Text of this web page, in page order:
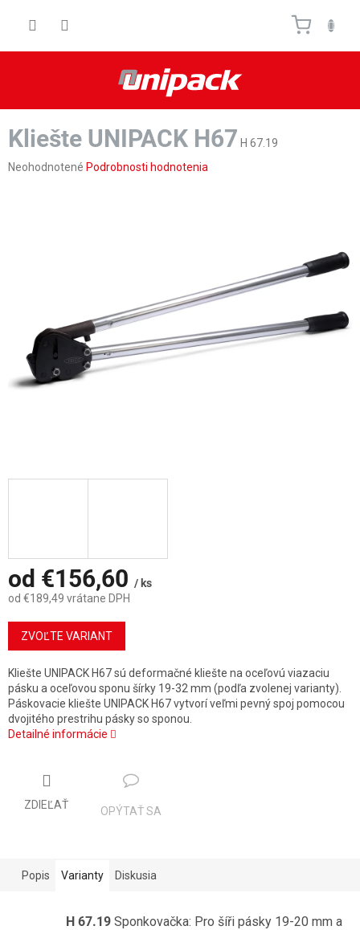
Kliešte UNIPACK H67 H 67.19
Priemerné
Neohodnotené Podrobnosti hodnotenia
od €156,60 / ks
od €189,49 vrátane DPH
Jednotková
cena:
ZVOĽTE VARIANT
Kliešte UNIPACK H67 sú deformačné kliešte na oceľovú viazaciu
pásku a oceľovou sponu šírky 19-32 mm (podľa zvolenej varianty).
Páskovacie kliešte UNIPACK H67 vytvorí veľmi pevný spoj pomocou
dvojitého prestrihu pásky so sponou.
Detailné informácie
ZDIEĽAŤ
OPÝTAŤ SA
Popis Varianty Diskusia
H 67.19 Sponkovačka: Pro šíři pásky 19-20 mm a